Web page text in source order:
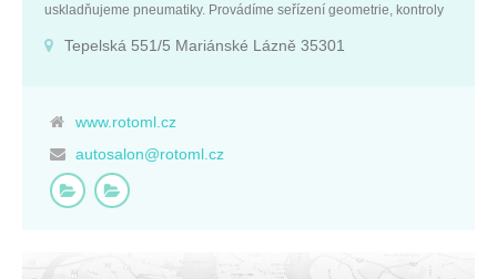
uskladňujeme pneumatiky. Provádíme seřízení geometrie, kontroly
Tepelská 551/5 Mariánské Lázně 35301
www.rotoml.cz
autosalon@rotoml.cz